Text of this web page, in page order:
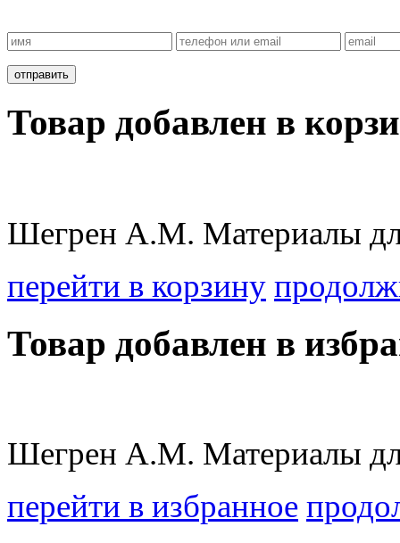
Товар добавлен в
Шегрен А.М. Материалы
перейти в корзину
Товар добавлен в
Шегрен А.М. Материалы
перейти в избранное